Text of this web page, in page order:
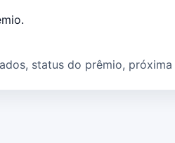
status do prêmio,